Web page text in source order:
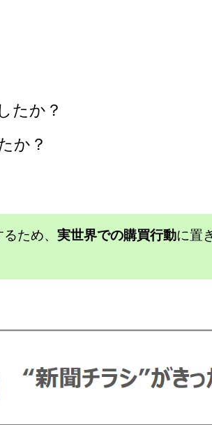
たか？
か？
ため、 実世界での購買行動に置